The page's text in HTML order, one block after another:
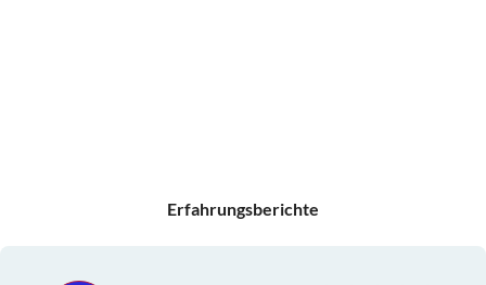
Erfahrungsberichte